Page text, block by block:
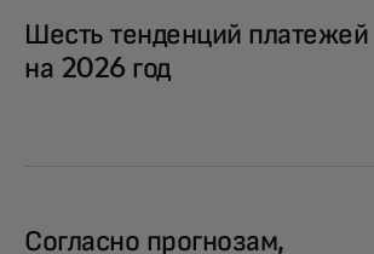
Шесть тенденций платежей
на 2026 год
Согласно прогнозам,